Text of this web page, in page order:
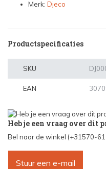
Merk: Djeco
Productspecificaties
SKU
EAN
Heb je een vraag over dit
Bel naar de winkel (+31570-
Stuur een e-mail